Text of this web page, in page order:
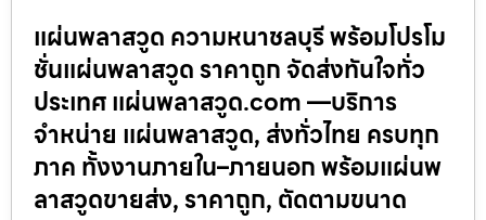
แผ่นพลาสวูด ความหนาชลบุรี พร้อมโปรโม
ชั่นแผ่นพลาสวูด ราคาถูก จัดส่งทันใจทั่ว
ประเทศ แผ่นพลาสวูด.com —บริการ
จำหน่าย แผ่นพลาสวูด, ส่งทั่วไทย ครบทุก
ภาค ทั้งงานภายใน–ภายนอก พร้อมแผ่นพ
ลาสวูดขายส่ง, ราคาถูก, ตัดตามขนาด